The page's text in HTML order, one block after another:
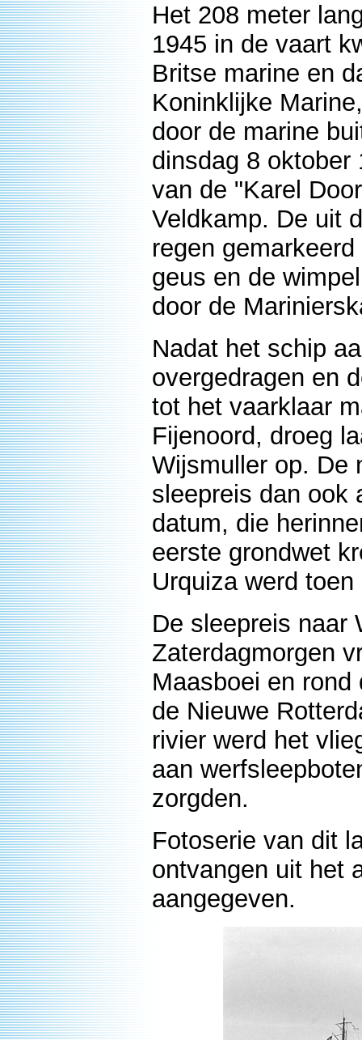
Het 208 meter
1945 in de vaart
Britse marine en
Koninklijke
door de marine
dinsdag 8 oktober
van de "Karel
Veldkamp. De uit
regen
geus en de
door de
Nadat het schip
overgedragen en
tot het vaarklaar
Fijenoord, droeg
Wijsmuller op. De
sleepreis dan ook
datum, die
eerste grondwet
Urquiza werd
De sleepreis naar
Zaterdagmorgen
Maasboei en
de Nieuwe
rivier werd het
aan
zorgden.
Fotoserie van dit
ontvangen uit het
aangegeven.